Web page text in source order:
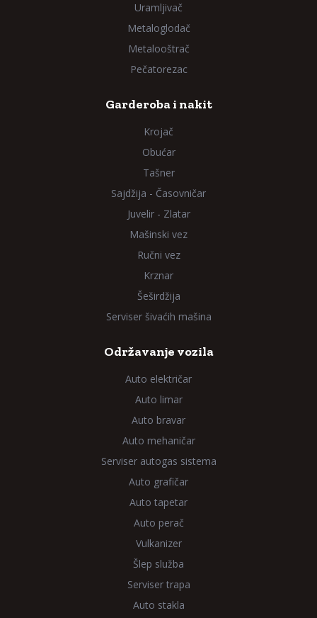
Uramljivač
Metaloglodač
Metalooštrač
Pečatorezac
Garderoba i nakit
Krojač
Obućar
Tašner
Sajdžija - Časovničar
Juvelir - Zlatar
Mašinski vez
Ručni vez
Krznar
Šeširdžija
Serviser šivaćih mašina
Održavanje vozila
Auto električar
Auto limar
Auto bravar
Auto mehaničar
Serviser autogas sistema
Auto grafičar
Auto tapetar
Auto perač
Vulkanizer
Šlep služba
Serviser trapa
Auto stakla